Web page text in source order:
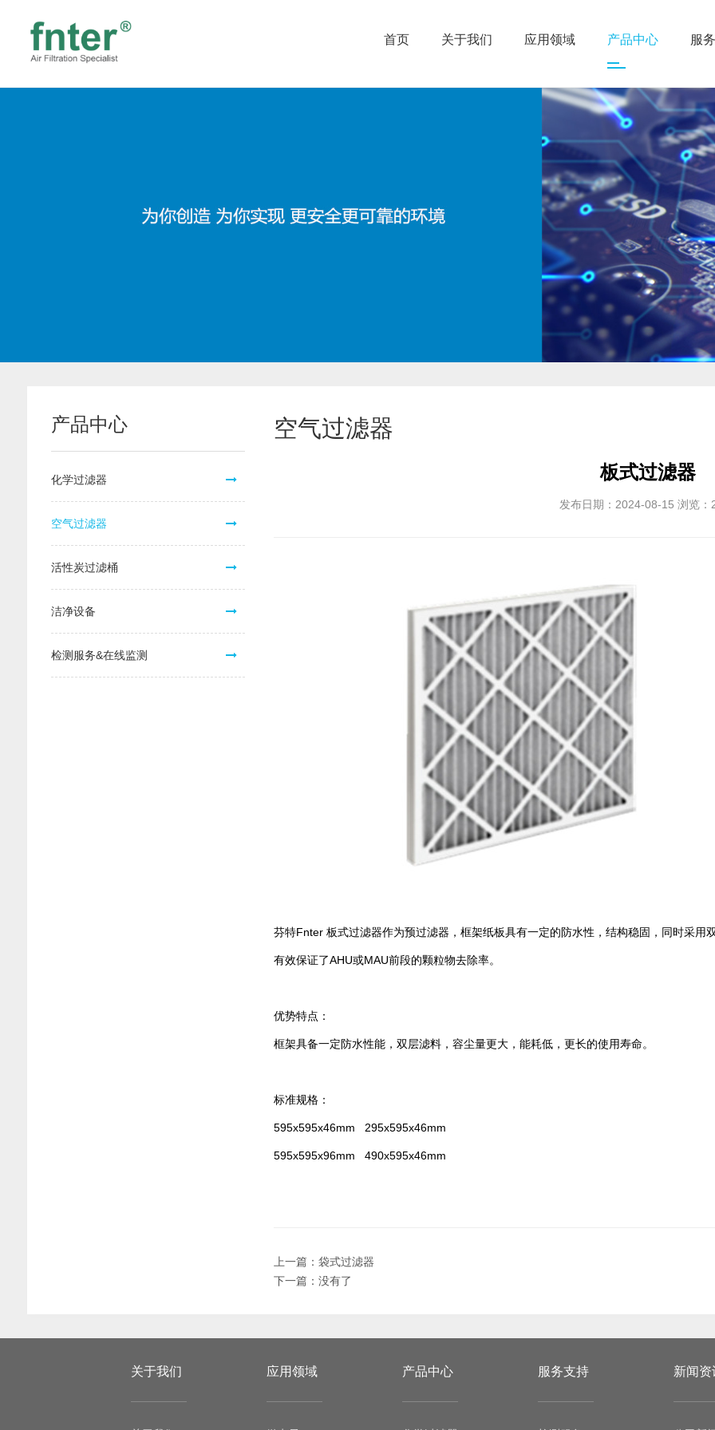
首页 关于我们 应用领域 产品中心 服
产品中心
化学过滤器
空气过滤器
活性炭过滤桶
洁净设备
检测服务&在线监测
空气过滤器
板式过滤器
发布日期：2024-08-15 浏览：
芬特Fnter 板式过滤器作为预过滤器，框架纸板具有一定的防水性，结构稳固，同时采用
有效保证了AHU或MAU前段的颗粒物去除率。
优势特点：
框架具备一定防水性能，双层滤料，容尘量更大，能耗低，更长的使用寿命。
标准规格：
595x595x46mm 295x595x46mm
595x595x96mm 490x595x46mm
上一篇：袋式过滤器
下一篇：没有了
关于我们 应用领域 产品中心 服务支持 新闻资